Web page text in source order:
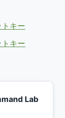
キー
キー
Lab